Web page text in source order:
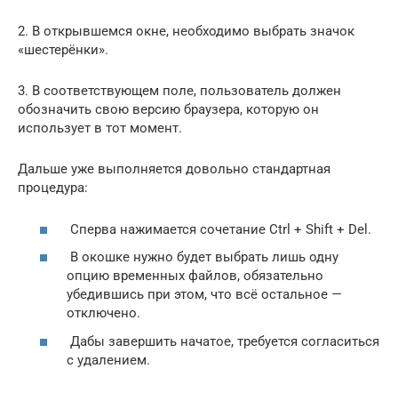
2. В открывшемся окне, необходимо выбрать значок
«шестерёнки».
3. В соответствующем поле, пользователь должен
обозначить свою версию браузера, которую он
использует в тот момент.
Дальше уже выполняется довольно стандартная
процедура:
Сперва нажимается сочетание Ctrl + Shift + Del.
В окошке нужно будет выбрать лишь одну
опцию временных файлов, обязательно
убедившись при этом, что всё остальное —
отключено.
Дабы завершить начатое, требуется согласиться
с удалением.